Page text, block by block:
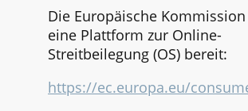
Die Europäische
eine Plattform zur Online-
Streitbeilegung (OS) bereit:
https://ec.europa.eu/